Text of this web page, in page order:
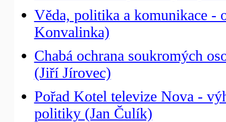
Věda, politika a komunikace -
Konvalinka)
Chabá ochrana soukromých
(Jiří Jírovec)
Pořad Kotel televize Nova -
politiky (Jan Čulík)